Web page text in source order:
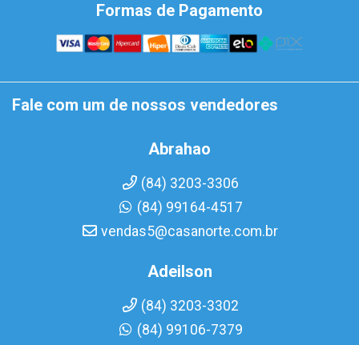
Formas de Pagamento
Fale com um de nossos vendedores
Abrahao
(84) 3203-3306
(84) 99164-4517
vendas5@casanorte.com.br
Adeilson
(84) 3203-3302
(84) 99106-7379